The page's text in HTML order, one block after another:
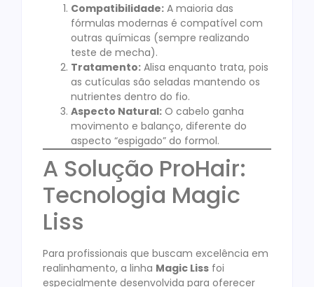
Compatibilidade: A maioria das
fórmulas modernas é compatível com
outras químicas (sempre realizando
teste de mecha).
Tratamento: Alisa enquanto trata, pois
as cutículas são seladas mantendo os
nutrientes dentro do fio.
Aspecto Natural: O cabelo ganha
movimento e balanço, diferente do
aspecto “espigado” do formol.
A Solução ProHair:
Tecnologia Magic
Liss
Para profissionais que buscam excelência em
realinhamento, a linha Magic Liss foi
especialmente desenvolvida para oferecer